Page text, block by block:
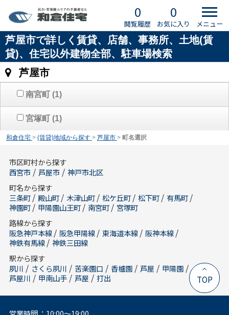
0
閲覧履歴
0
お気に入り メニュー
芦屋市で詳しく賃貸、店舗、事務所、土地(賃
貸)、住宅以外建物全部、駐車場検索
芦屋市
南宮町 (1)
宮塚町 (1)
和倉住宅 > (賃貸)地域から探す > 芦屋市 > 町名選択
TOP
市区町村から探す
西宮市 / 芦屋市 / 神戸市北区
町名から探す
三条町/ 殿山町/ 木津山町/ 松ケ丘町/ 松下町/ 有馬町/
神園町/ 甲陽園山王町/ 南宮町/ 宮塚町
路線から探す
阪急神戸本線/ 阪急甲陽線/ 東海道本線/ 阪神本線/
神鉄有馬線/ 神鉄三田線
駅から探す
夙川 / さくら夙川 / 苦楽園口 / 香櫨園 / 芦屋 / 甲陽園 /
芦屋川 / 甲南山手 / 芦屋 / 打出